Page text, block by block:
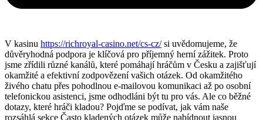
V kasinu https://richroyal-casino.net/cs-cz/si uvědomujeme, že
důvěryhodná podpora je klíčová pro příjemný herní zážitek. Proto
jsme zřídili různé kanálů, které pomáhají hráčům v Česku a zajišťují
okamžité a efektivní zodpovězení vašich otázek. Od okamžitého
živého chatu přes pohodlnou e-mailovou komunikaci až po osobní
telefonickou asistenci, jsme odhodláni být tu pro vás. Ale co běžné
dotazy, které hráči kladou? Pojďme se podívat, jak vám naše
rozsáhlá sekce Často kladených otázek může nabídnout jasnou